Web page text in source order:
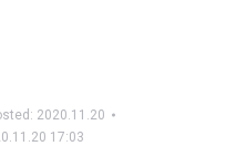
2020.11.20
17:03